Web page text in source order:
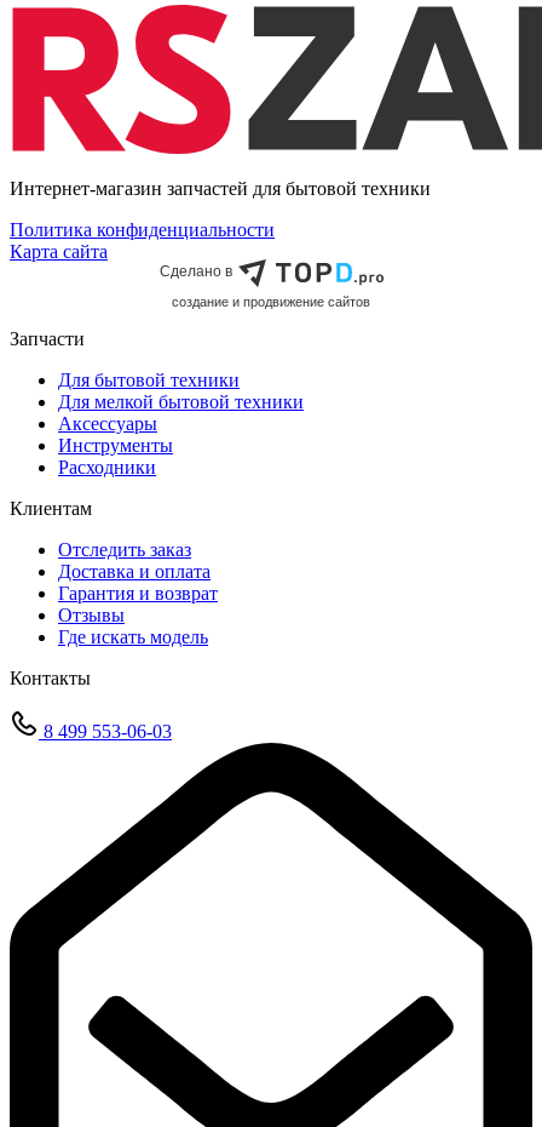
Интернет-магазин запчастей для бытовой техники
Политика конфиденциальности
Карта сайта
Сделано в
cоздание и продвижение сайтов
Запчасти
Для бытовой техники
Для мелкой бытовой техники
Аксессуары
Инструменты
Расходники
Клиентам
Отследить заказ
Доставка и оплата
Гарантия и возврат
Отзывы
Где искать модель
Контакты
8 499 553-06-03